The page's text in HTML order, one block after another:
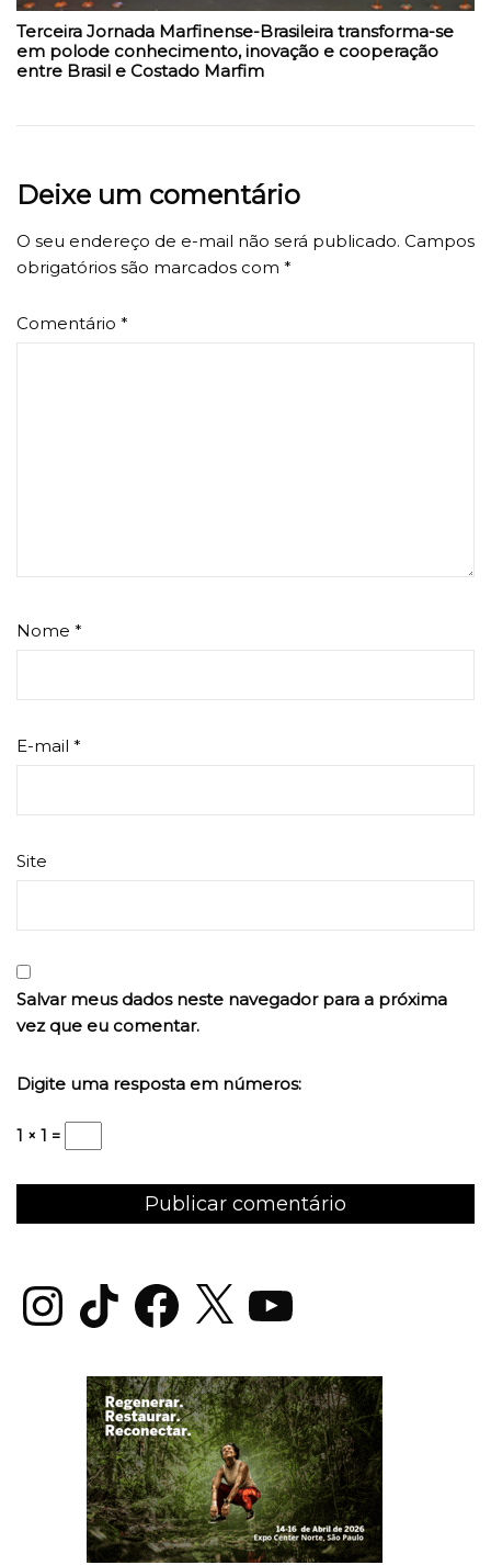
Terceira Jornada Marfinense-Brasileira transforma-se
em polode conhecimento, inovação e cooperação
entre Brasil e Costado Marfim
Deixe um comentário
O seu endereço de e-mail não será publicado. Campos
obrigatórios são marcados com *
Comentário *
Nome *
E-mail *
Site
Salvar meus dados neste navegador para a próxima
vez que eu comentar.
Digite uma resposta em números:
1 × 1 =
InstagramTikTok Facebook
X YouTube